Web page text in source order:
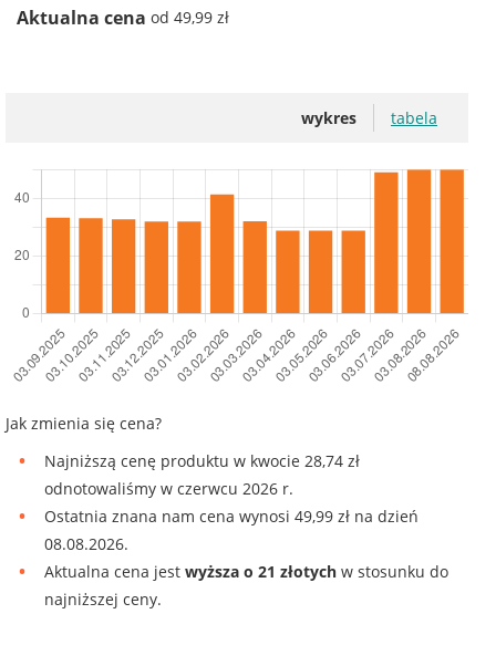
Aktualna cena od 49,99 zł
wykres tabela
Jak zmienia się cena?
Najniższą cenę produktu w kwocie 28,74 zł
odnotowaliśmy w czerwcu 2026 r.
Ostatnia znana nam cena wynosi 49,99 zł na dzień
08.08.2026.
Aktualna cena jest wyższa o 21 złotych w stosunku do
najniższej ceny.